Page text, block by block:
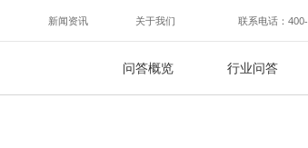
新闻资讯 关于我们 联系电话：
问答概览 行业问答